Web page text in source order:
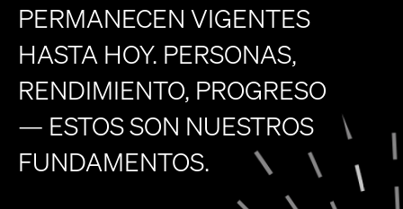
PERMANECEN VIGENTES
HASTA HOY. PERSONAS,
RENDIMIENTO, PROGRESO
— ESTOS SON NUESTROS
FUNDAMENTOS.